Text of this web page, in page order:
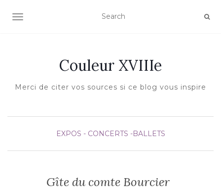
AFFICHER/MASQUER LA NAVIGATION
Couleur XVIIIe
Merci de citer vos sources si ce blog vous inspire
EXPOS - CONCERTS -BALLETS
Gîte du comte Bourcier